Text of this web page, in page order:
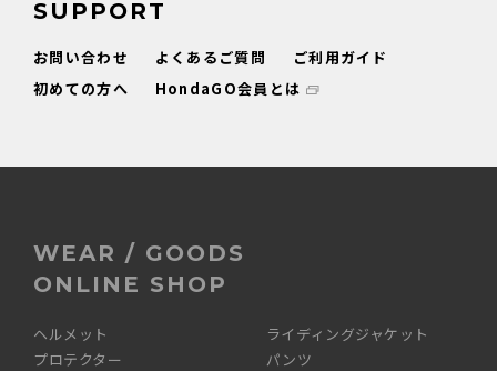
SUPPORT
お問い合わせ よくあるご質問
ご利用ガイド
初めての方へ
HondaGO会員とは
WEAR / GOODS
ONLINE SHOP
ヘルメット
ライディングジャケット
プロテクター
パンツ